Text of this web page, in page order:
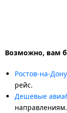
Возможно, вам
Ростов-на-
рейс.
Дешевые
направлениям.